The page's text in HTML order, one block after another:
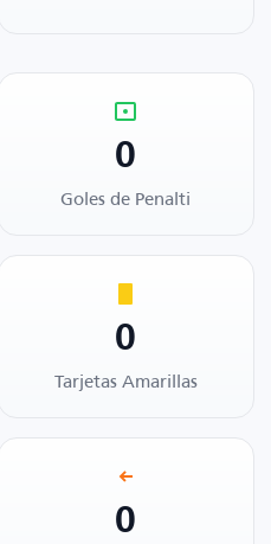
0
Goles de Penalti
0
Tarjetas Amarillas
0